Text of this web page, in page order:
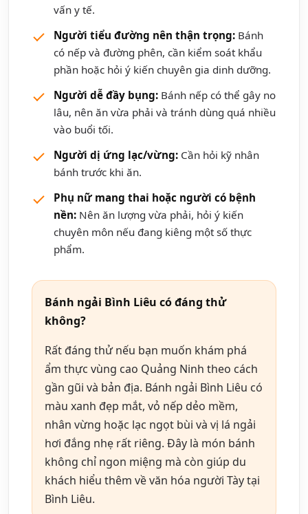
vấn y tế.
Người tiểu đường nên thận trọng: Bánh
có nếp và đường phên, cần kiểm soát khẩu
phần hoặc hỏi ý kiến chuyên gia dinh dưỡng.
Người dễ đầy bụng: Bánh nếp có thể gây no
lâu, nên ăn vừa phải và tránh dùng quá nhiều
vào buổi tối.
Người dị ứng lạc/vừng: Cần hỏi kỹ nhân
bánh trước khi ăn.
Phụ nữ mang thai hoặc người có bệnh
nền: Nên ăn lượng vừa phải, hỏi ý kiến
chuyên môn nếu đang kiêng một số thực
phẩm.
Bánh ngải Bình Liêu có đáng thử
không?
Rất đáng thử nếu bạn muốn khám phá
ẩm thực vùng cao Quảng Ninh theo cách
gần gũi và bản địa. Bánh ngải Bình Liêu có
màu xanh đẹp mắt, vỏ nếp dẻo mềm,
nhân vừng hoặc lạc ngọt bùi và vị lá ngải
hơi đắng nhẹ rất riêng. Đây là món bánh
không chỉ ngon miệng mà còn giúp du
khách hiểu thêm về văn hóa người Tày tại
Bình Liêu.